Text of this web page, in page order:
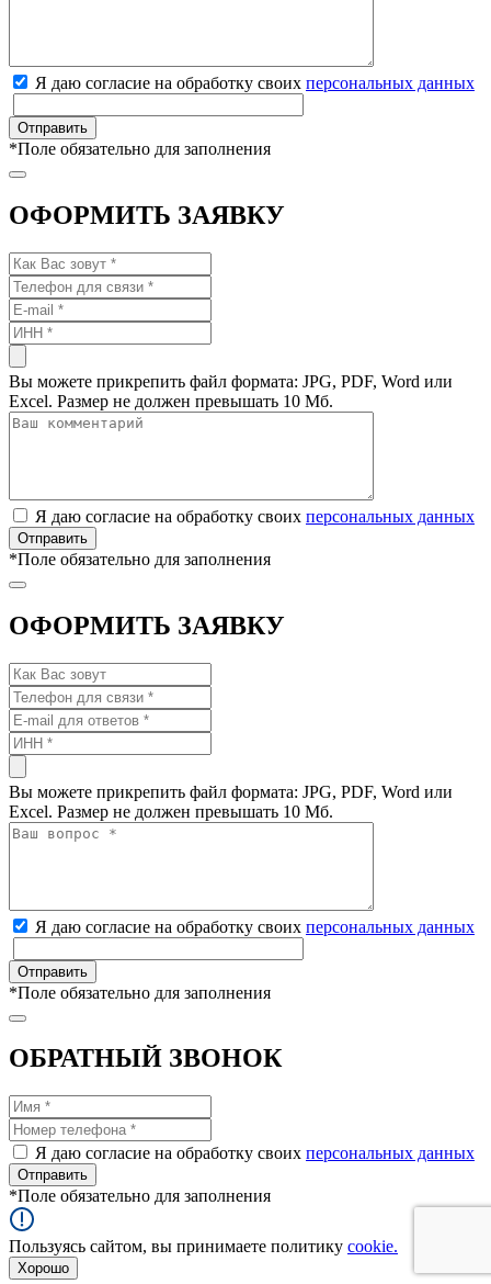
Я даю согласие на обработку своих персональных данных
*Поле обязательно для заполнения
ОФОРМИТЬ ЗАЯВКУ
Вы можете прикрепить файл формата: JPG, PDF, Word или
Excel. Размер не должен превышать 10 Мб.
Я даю согласие на обработку своих персональных данных
*Поле обязательно для заполнения
ОФОРМИТЬ ЗАЯВКУ
Вы можете прикрепить файл формата: JPG, PDF, Word или
Excel. Размер не должен превышать 10 Мб.
Я даю согласие на обработку своих персональных данных
*Поле обязательно для заполнения
ОБРАТНЫЙ ЗВОНОК
Я даю согласие на обработку своих персональных данных
*Поле обязательно для заполнения
Пользуясь сайтом, вы принимаете политику cookie.
Хорошо